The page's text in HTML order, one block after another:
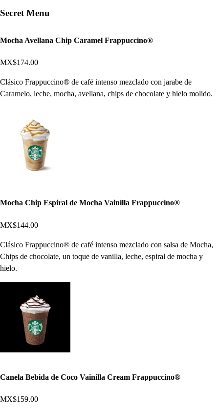
Secret Menu
Mocha Avellana Chip Caramel Frappuccino®
MX$174.00
Clásico Frappuccino® de café intenso mezclado con jarabe de
Caramelo, leche, mocha, avellana, chips de chocolate y hielo molido.
Mocha Chip Espiral de Mocha Vainilla Frappuccino®
MX$144.00
Clásico Frappuccino® de café intenso mezclado con salsa de Mocha,
Chips de chocolate, un toque de vanilla, leche, espiral de mocha y
hielo.
Canela Bebida de Coco Vainilla Cream Frappuccino®
MX$159.00